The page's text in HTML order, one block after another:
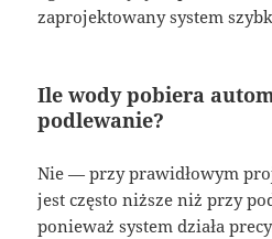
zaprojektowany system
Ile wody pobiera
podlewanie?
Nie — przy prawidłowym
jest często niższe niż przy
ponieważ system działa